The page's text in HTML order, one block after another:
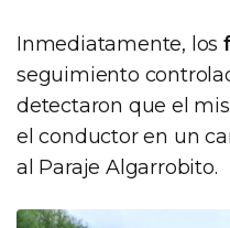
Inmediatamente, los
seguimiento
detectaron que el
el conductor en un
al Paraje Algarrobito.